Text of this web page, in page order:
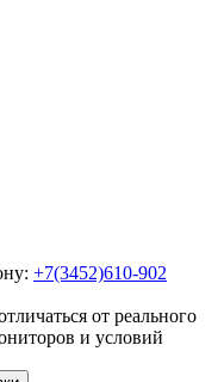
+7(3452)610-902
от реального
и условий